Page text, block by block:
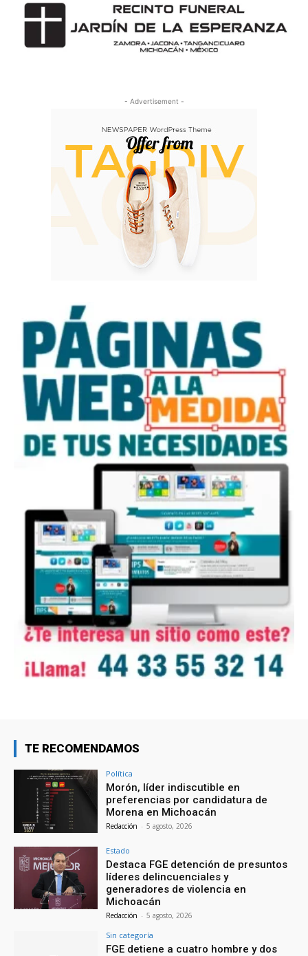
- Advertisement -
TE RECOMENDAMOS
Política
Morón, líder indiscutible en
preferencias por candidatura de
Morena en Michoacán
Redacción - 5 agosto, 2026
Estado
Destaca FGE detención de presuntos
líderes delincuenciales y
generadores de violencia en
Michoacán
Redacción - 5 agosto, 2026
Sin categoría
FGE detiene a cuatro hombre y dos